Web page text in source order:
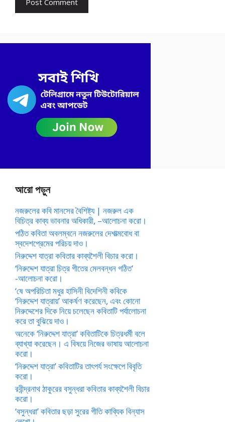
আরো পড়ুন
নজরুলের কবি মানসের বৈশিষ্ট্য | নজরুল এক
বিচিত্র কাব্য ভাবনার অধিকারী, –আলোচনা করো।
পঠিত কবিতা অবলম্বনে নজরুলের দেশাত্মবোধ বা
স্বদেশপ্রেমের পরিচয় দাও।
নিরুদ্দেশ যাত্রা কবিতার কাব্যশৈলী বিচার করো।
‘নিরুদ্দেশ যাত্রা চিত্র গীতের মেলবন্ধন গঠিত’
-আলোচনা করো।
‘ষে অপরিচিতা মধুর হাসিনী বিদেশিনী কবিকে
‘নিরুদ্দেশ যাত্রায়’ আকর্ষণ করেছেন, এবং কোনো
নিরুদ্দেশের দিকে নিয়ে চলেছেন কবিতাটি পর্যালোচনা
করে তা বুঝিয়ে দাও।
অনেকে ‘নিরুদ্দেশ যাত্রা’ কবিতাটিকে চিত্রধর্মী বলে
ব্যাখ্যা করেছেন। এ বিষয়ে নিজের ভাষায় আলোচনা
করো।
‘নিরুদ্দেশ যাত্রা’ কবিতাটির তাৎপর্য সংক্ষেপে বিবৃতি
করো।
রবীন্দ্রনাথ ঠাকুরের বসুন্ধরা কবিতার কাব্যশৈলী বিচার
করো।
‘বসুন্ধরা’ কবিতার ছড়া সুরের গীতি কাব্যিক বিন্যাস